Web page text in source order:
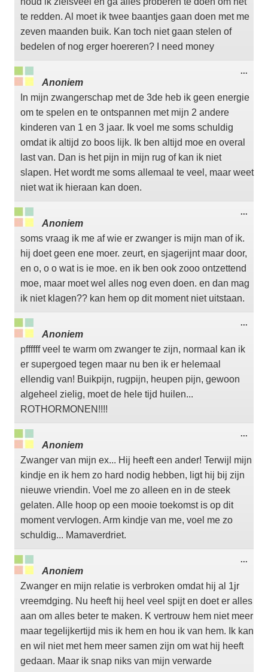
te redden. Al moet ik twee baantjes gaan doen met me
zeven maanden buik. Kan toch niet gaan stelen of
bedelen of nog erger hoereren? I need money
Anoniem
In mijn zwangerschap met de 3de heb ik geen energie
om te spelen en te ontspannen met mijn 2 andere
kinderen van 1 en 3 jaar. Ik voel me soms schuldig
omdat ik altijd zo boos lijk. Ik ben altijd moe en overal
last van. Dan is het pijn in mijn rug of kan ik niet
slapen. Het wordt me soms allemaal te veel, maar weet
niet wat ik hieraan kan doen.
...
Anoniem
soms vraag ik me af wie er zwanger is mijn man of ik.
hij doet geen ene moer. zeurt, en sjagerijnt maar door,
en o, o o wat is ie moe. en ik ben ook zooo ontzettend
moe, maar moet wel alles nog even doen. en dan mag
ik niet klagen?? kan hem op dit moment niet uitstaan.
...
Anoniem
pffffff veel te warm om zwanger te zijn, normaal kan ik
er supergoed tegen maar nu ben ik er helemaal
ellendig van! Buikpijn, rugpijn, heupen pijn, gewoon
algeheel zielig, moet de hele tijd huilen...
ROTHORMONEN!!!!
...
Anoniem
Zwanger van mijn ex... Hij heeft een ander! Terwijl mijn
kindje en ik hem zo hard nodig hebben, ligt hij bij zijn
nieuwe vriendin. Voel me zo alleen en in de steek
gelaten. Alle hoop op een mooie toekomst is op dit
moment vervlogen. Arm kindje van me, voel me zo
schuldig... Mamaverdriet.
...
Anoniem
Zwanger en mijn relatie is verbroken omdat hij al 1jr
vreemdging. Nu heeft hij heel veel spijt en doet er alles
aan om alles beter te maken. K vertrouw hem niet meer
maar tegelijkertijd mis ik hem en hou ik van hem. Ik kan
en wil niet met hem meer samen zijn om wat hij heeft
gedaan. Maar ik snap niks van mijn verwarde
...